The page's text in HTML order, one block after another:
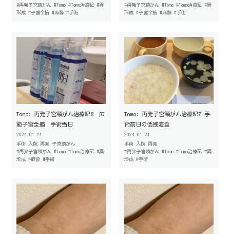
#再発子宮頸がん #Tomo #Tomo治療記 #異
形成 #子宮全摘 #麻酔 #手術
#再発子宮頸がん #Tomo #Tomo治療記 #異
形成 #子宮全摘 #麻酔 #手術
2024.01.21
Tomo: 再発子宮頸がん治療記8 広
範子宮全摘 手術当日
手術 入院 再発 子宮頸がん
#再発子宮頸がん #Tomo #Tomo治療記 #異
形成 #麻酔 #手術
2024.01.21
Tomo: 再発子宮頸がん治療記7 手
術前日の低残渣食
手術 入院 再発
#再発子宮頸がん #Tomo #Tomo治療記 #異
形成 #手術